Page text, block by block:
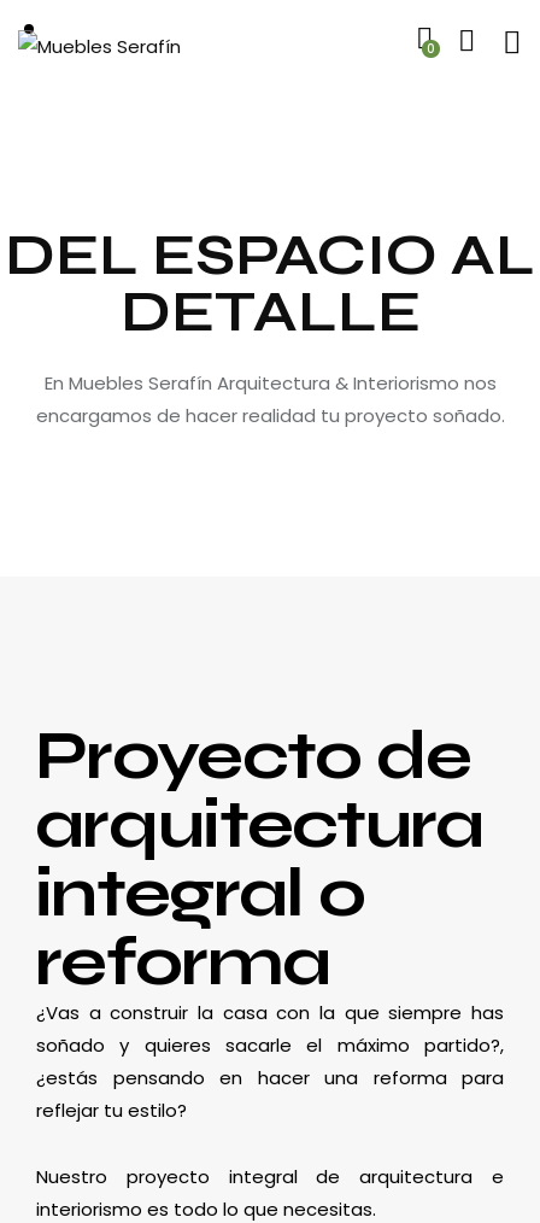
0
DEL ESPACIO AL
DETALLE
En Muebles Serafín Arquitectura & Interiorismo nos
encargamos de hacer realidad tu proyecto soñado.
Proyecto de
arquitectura
integral o
reforma
¿Vas a construir la casa con la que siempre has
soñado y quieres sacarle el máximo partido?,
¿estás pensando en hacer una reforma para
reflejar tu estilo?
Nuestro proyecto integral de arquitectura e
interiorismo es todo lo que necesitas.